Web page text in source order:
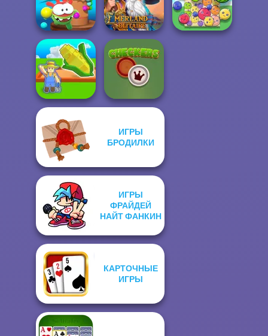
Solitaire
Klondike
Bubble Shooter
Pro 4
Solitaire Classic
Christmas
Om Nom Tower
3D
Emerland
Solitaire
My Garden
Journey
ИГРЫ
БРОДИЛКИ
ИГРЫ
ФРАЙДЕЙ
НАЙТ ФАНКИН
КАРТОЧНЫЕ
ИГРЫ